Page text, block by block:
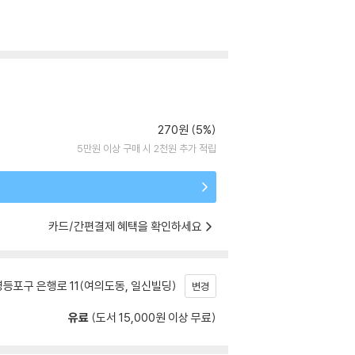
270원 (5%)
5만원 이상 구매 시 2천원 추가 적립
카드/간편결제 혜택을 확인하세요
포구 은행로 11(여의도동, 일신빌딩) 변경
유료 (도서 15,000원 이상 무료)